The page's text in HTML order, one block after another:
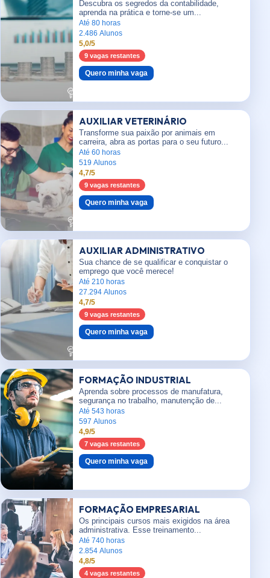
Descubra os segredos da contabilidade,
aprenda na prática e torne-se um...
Até 80 horas
2.486 Alunos
5,0/5
9 vagas restantes
Quero minha vaga
AUXILIAR VETERINÁRIO
Transforme sua paixão por animais em
carreira, abra as portas para o seu futuro...
Até 60 horas
519 Alunos
4,7/5
9 vagas restantes
Quero minha vaga
AUXILIAR ADMINISTRATIVO
Sua chance de se qualificar e conquistar o
emprego que você merece!
Até 210 horas
27.294 Alunos
4,7/5
9 vagas restantes
Quero minha vaga
FORMAÇÃO INDUSTRIAL
Aprenda sobre processos de manufatura,
segurança no trabalho, manutenção de...
Até 543 horas
597 Alunos
4,9/5
7 vagas restantes
Quero minha vaga
FORMAÇÃO EMPRESARIAL
Os principais cursos mais exigidos na área
administrativa. Esse treinamento...
Até 740 horas
2.854 Alunos
4,8/5
4 vagas restantes